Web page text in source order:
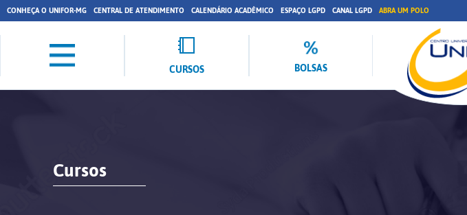
CONHEÇA O UNIFOR-MG CENTRAL DE ATENDIMENTO CALENDÁRIO ACADÊMICO ESPAÇO LGPD CANAL LGPD ABRA UM POLO
CURSOS BOLSAS
Cursos